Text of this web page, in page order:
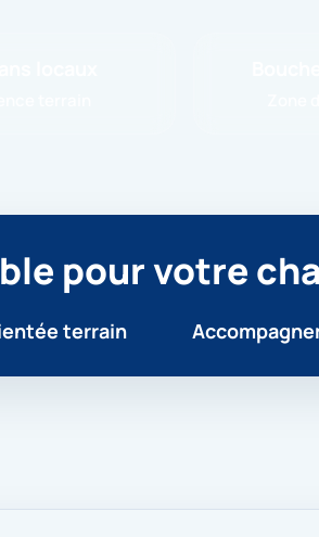
pour votre
terrain